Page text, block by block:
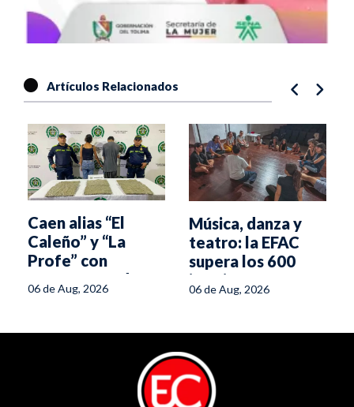
Artículos Relacionados
Caen alias “El
Caleño” y “La
Profe” con
cargamento de
marihuana en
06 de Aug, 2026
Música, danza y
teatro: la EFAC
supera los 600
inscritos
06 de Aug, 2026